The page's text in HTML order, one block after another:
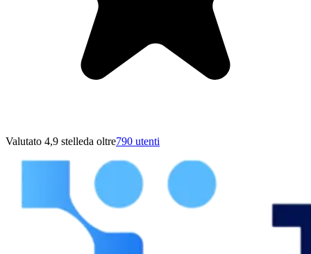
Valutato 4,9 stelleda oltre790 utenti